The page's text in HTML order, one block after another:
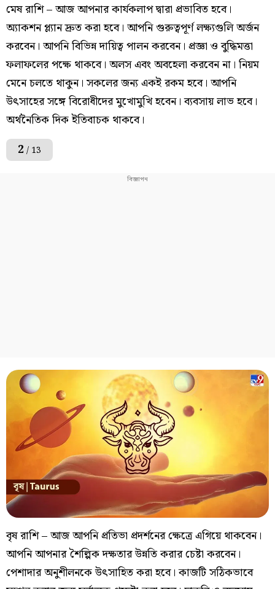
মেষ রাশি – আজ আপনার কার্যকলাপ দ্বারা প্রভাবিত হবে।
অ্যাকশন প্ল্যান দ্রুত করা হবে। আপনি গুরুত্বপূর্ণ লক্ষ্যগুলি অর্জন
করবেন। আপনি বিভিন্ন দায়িত্ব পালন করবেন। প্রজ্ঞা ও বুদ্ধিমত্তা
ফলাফলের পক্ষে থাকবে। অলস এবং অবহেলা করবেন না। নিয়ম
মেনে চলতে থাকুন। সকলের জন্য একই রকম হবে। আপনি
উৎসাহের সঙ্গে বিরোধীদের মুখোমুখি হবেন। ব্যবসায় লাভ হবে।
অর্থনৈতিক দিক ইতিবাচক থাকবে।
2 / 13
বৃষ রাশি – আজ আপনি প্রতিভা প্রদর্শনের ক্ষেত্রে এগিয়ে থাকবেন।
আপনি আপনার শৈল্পিক দক্ষতার উন্নতি করার চেষ্টা করবেন।
পেশাদার অনুশীলনকে উৎসাহিত করা হবে। কাজটি সঠিকভাবে